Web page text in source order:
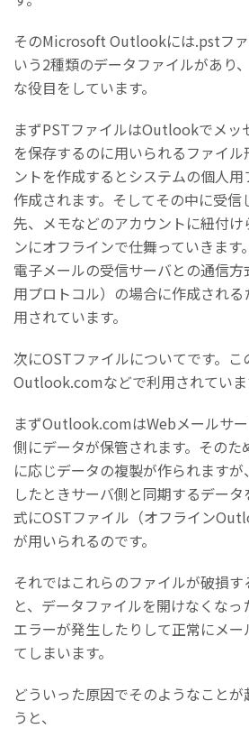
そのMicrosoft Outlookには.pstフ
いう2種類のデータファイルがあり
な役目をしています。
まずPSTファイルはOutlookでメッ
を保存するのに用いられるファイ
ントを作成するとシステムの個人
作成されます。そしてその中に受
先、メモなどのアカウントに紐付
ンにオフラインで仕舞っていきま
電子メールの受信サーバとの通信
用プロトコル）の場合に作成され
用されています。
次にOSTファイルについてです。こ
Outlook.comなどで利用されていま
まずOutlook.comはWebメールサ
側にデータが保管されます。そのた
に応じデータの複製が作られます
したときサーバ側と同期するデー
式にOSTファイル（オフライン
が用いられるのです。
それではこれらのファイルが破損
と、データファイルを開けなくなっ
エラーが発生したりして正常にメ
てしまいます。
どういった原因でそのようなこと
うと、